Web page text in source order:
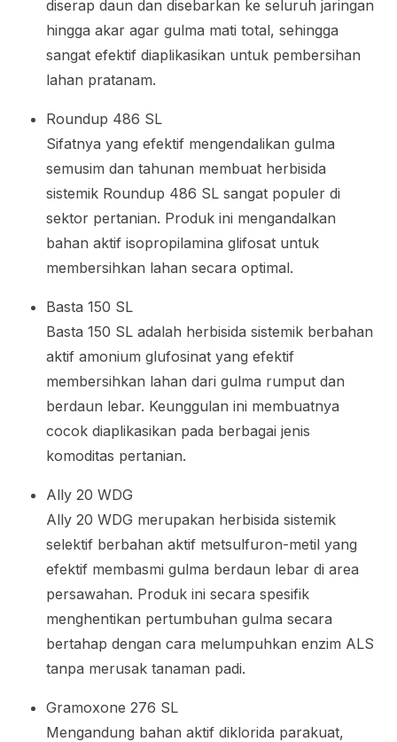
diserap daun dan disebarkan ke seluruh jaringan
hingga akar agar gulma mati total, sehingga
sangat efektif diaplikasikan untuk pembersihan
lahan pratanam.
Roundup 486 SL
Sifatnya yang efektif mengendalikan gulma
semusim dan tahunan membuat herbisida
sistemik Roundup 486 SL sangat populer di
sektor pertanian. Produk ini mengandalkan
bahan aktif isopropilamina glifosat untuk
membersihkan lahan secara optimal.
Basta 150 SL
Basta 150 SL adalah herbisida sistemik berbahan
aktif amonium glufosinat yang efektif
membersihkan lahan dari gulma rumput dan
berdaun lebar. Keunggulan ini membuatnya
cocok diaplikasikan pada berbagai jenis
komoditas pertanian.
Ally 20 WDG
Ally 20 WDG merupakan herbisida sistemik
selektif berbahan aktif metsulfuron-metil yang
efektif membasmi gulma berdaun lebar di area
persawahan. Produk ini secara spesifik
menghentikan pertumbuhan gulma secara
bertahap dengan cara melumpuhkan enzim ALS
tanpa merusak tanaman padi.
Gramoxone 276 SL
Mengandung bahan aktif diklorida parakuat,